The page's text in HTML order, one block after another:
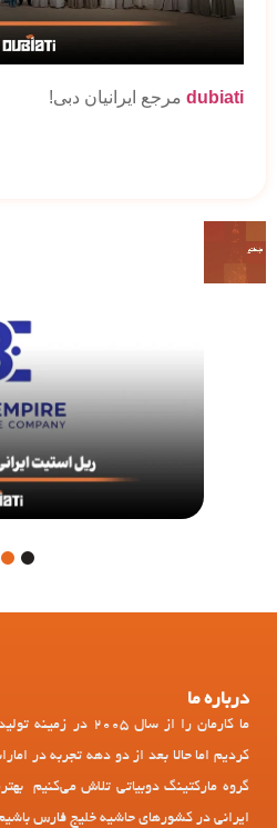
dubiati مرجع ایرانیان دبی!
درباره ما
ما کارمان را از سال
کردیم اما حالا بعد از دو دهه تجربه در
گروه مارکتینگ دوبیاتی تلاش می‌کنیم
ایرانی در کشورهای حاشیه خلیج فارس